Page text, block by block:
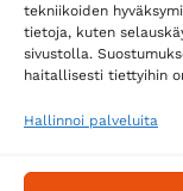
tekniikoiden
tietoja, kuten
sivustolla.
haitallisesti tiettyihin
Hallinnoi palveluita
Toimitustavat
Posti
Matkahuolto